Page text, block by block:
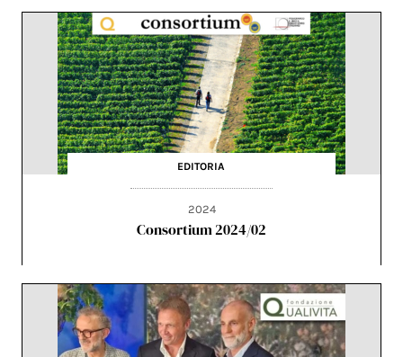
EDITORIA
2024
Consortium 2024/02